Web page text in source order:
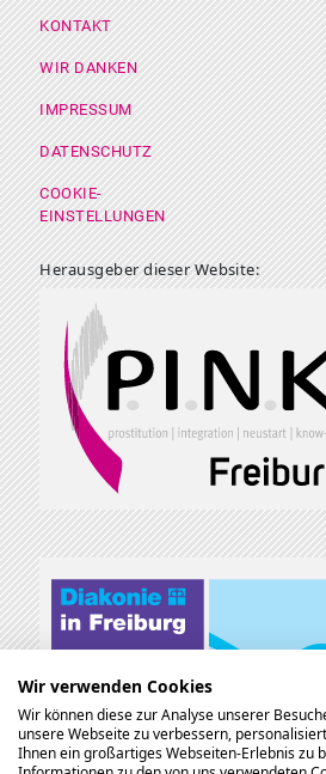
Footer Menü
KONTAKT
WIR DANKEN
IMPRESSUM
DATENSCHUTZ
COOKIE-
EINSTELLUNGEN
Herausgeber dieser Website:
Wir verwenden Cookies
Wir können diese zur Analyse unserer
unsere Webseite zu verbessern,
Ihnen ein großartiges Webseiten-Erlebnis zu